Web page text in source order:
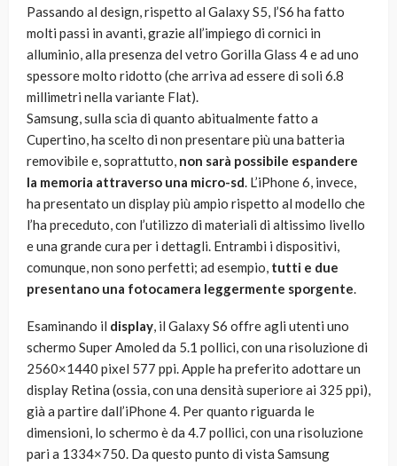
Passando al design, rispetto al Galaxy S5, l’S6 ha fatto
molti passi in avanti, grazie all’impiego di cornici in
alluminio, alla presenza del vetro Gorilla Glass 4 e ad uno
spessore molto ridotto (che arriva ad essere di soli 6.8
millimetri nella variante Flat).
Samsung, sulla scia di quanto abitualmente fatto a
Cupertino, ha scelto di non presentare più una batteria
removibile e, soprattutto, non sarà possibile espandere
la memoria attraverso una micro-sd. L’iPhone 6, invece,
ha presentato un display più ampio rispetto al modello che
l’ha preceduto, con l’utilizzo di materiali di altissimo livello
e una grande cura per i dettagli. Entrambi i dispositivi,
comunque, non sono perfetti; ad esempio, tutti e due
presentano una fotocamera leggermente sporgente.
Esaminando il display, il Galaxy S6 offre agli utenti uno
schermo Super Amoled da 5.1 pollici, con una risoluzione di
2560×1440 pixel 577 ppi. Apple ha preferito adottare un
display Retina (ossia, con una densità superiore ai 325 ppi),
già a partire dall’iPhone 4. Per quanto riguarda le
dimensioni, lo schermo è da 4.7 pollici, con una risoluzione
pari a 1334×750. Da questo punto di vista Samsung